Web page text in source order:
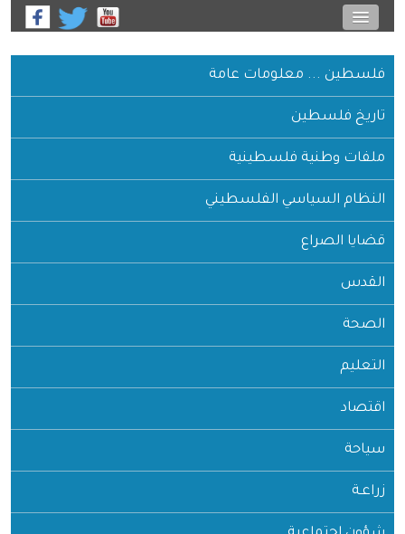
فلسطين ... معلومات عامة
تاريخ فلسطين
ملفات وطنية فلسطينية
النظام السياسي الفلسطيني
قضايا الصراع
القدس
الصحة
التعليم
اقتصاد
سياحة
زراعـة